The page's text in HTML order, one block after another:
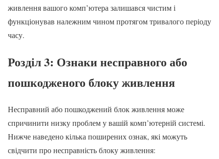
живлення вашого комп’ютера залишався чистим і
функціонував належним чином протягом тривалого періоду
часу.
Розділ 3: Ознаки несправного або
пошкодженого блоку живлення
Несправний або пошкоджений блок живлення може
спричинити низку проблем у вашій комп’ютерній системі.
Нижче наведено кілька поширених ознак, які можуть
свідчити про несправність блоку живлення: